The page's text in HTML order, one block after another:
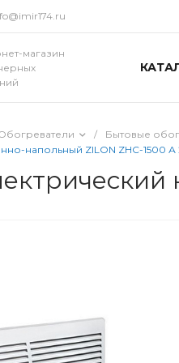
магазин
/ Бытовые
напольный ZILON ZHC-1500 А